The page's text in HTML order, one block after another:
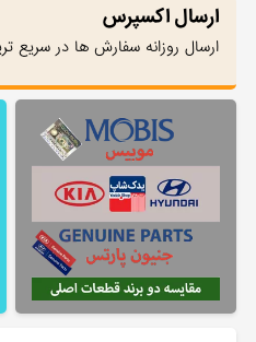
ارسال اکسپرس
ارسال روزانه سفارش ها در سریع